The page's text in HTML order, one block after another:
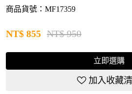
商品貨號：MF17359
NT$ 855 NT$ 950
立即選購
加入收藏